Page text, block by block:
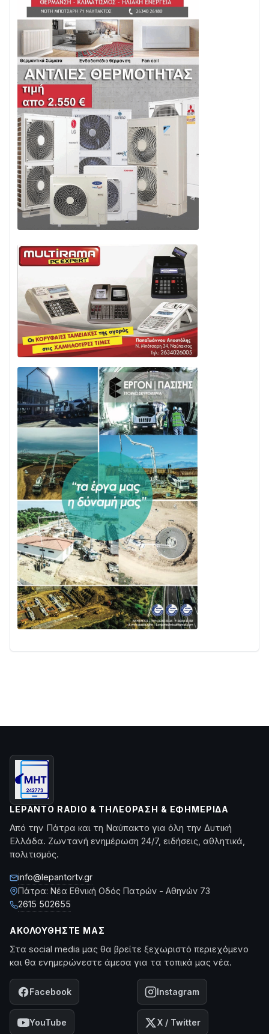
LEPANTO RADIO & ΤΗΛΕΌΡΑΣΗ & ΕΦΗΜΕΡΊΔΑ
Από την Πάτρα και τη Ναύπακτο για όλη την Δυτική
Ελλάδα. Ζωντανή ενημέρωση 24/7, ειδήσεις, αθλητικά,
πολιτισμός.
info@lepantortv.gr
Πάτρα: Νέα Εθνική Οδός Πατρών - Αθηνών 73
2615 502655
ΑΚΟΛΟΥΘΉΣΤΕ ΜΑΣ
Στα social media μας θα βρείτε ξεχωριστό περιεχόμενο
και θα ενημερώνεστε άμεσα για τα τοπικά μας νέα.
Facebook Instagram
YouTube X / Twitter